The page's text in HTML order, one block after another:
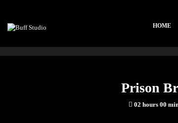
HOME
Prison
02 hours 00